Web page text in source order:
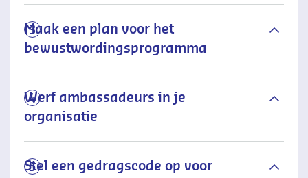
3
Maak een plan voor het
bewustwordingsprogramma
4
Werf ambassadeurs in je
organisatie
5
Stel een gedragscode op voor